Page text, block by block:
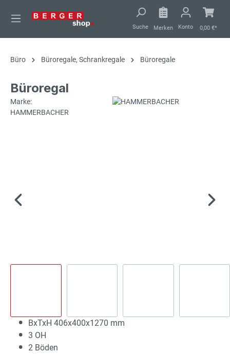
springen
Suche Merken Konto 0,00 €*
Büro Büroregale, Schrankregale Büroregale
Büroregal
Marke:
HAMMERBACHER
BxTxH 406x400x1270 mm
3 OH
2 Böden